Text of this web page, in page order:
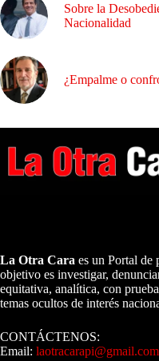
Sobre la
Nacionalidad
¿Empalme o
La Otra Cara es un Portal de
objetivo es investigar,
equitativa, analítica, con
temas ocultos de interés
CONTÁCTENOS:
Email: laotracarapi@gmail.com